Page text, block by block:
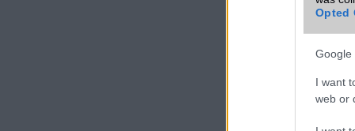
Opted
Google
I want
web or